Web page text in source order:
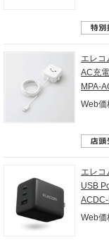
エレコ
AC充
MPA-
Web価
エレコ
USB
Web価